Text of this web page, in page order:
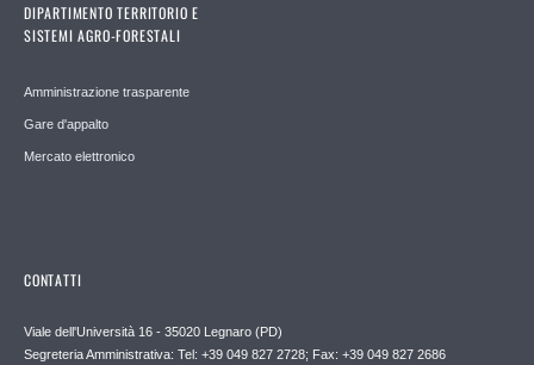
DIPARTIMENTO TERRITORIO E
SISTEMI AGRO-FORESTALI
Amministrazione trasparente
Gare d'appalto
Mercato elettronico
CONTATTI
Viale dell'Università 16 - 35020 Legnaro (PD)
Segreteria Amministrativa: Tel: +39 049 827 2728; Fax: +39 049 827 2686